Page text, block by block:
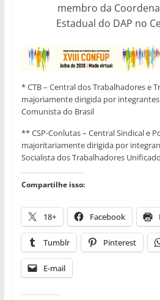
membro da
Estadual do DAP no
* CTB – Central dos Trabalhadores e
majoriamente dirigida por
Comunista do Brasil
** CSP-Conlutas – Central Sindical e
majoritariamente dirigida por
Socialista dos Trabalhadores
Compartilhe isso:
18+ Facebook
Tumblr Pinterest
E-mail